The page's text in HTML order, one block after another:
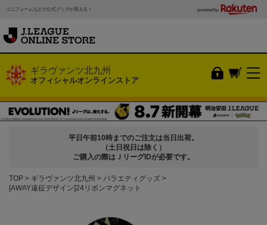
ユニフォームなどの公式グッズが買える！ powered by
ギラヴァンツ北九州
オフィシャルオンラインストア
平日午前10時までのご注文は当日出荷。
（土日祝日は除く）
ご購入の際はＪリーグIDが必要です。
TOP ギラヴァンツ北九州
バラエティグッズ
[AWAY遠征デザイン]24リボンマグネット